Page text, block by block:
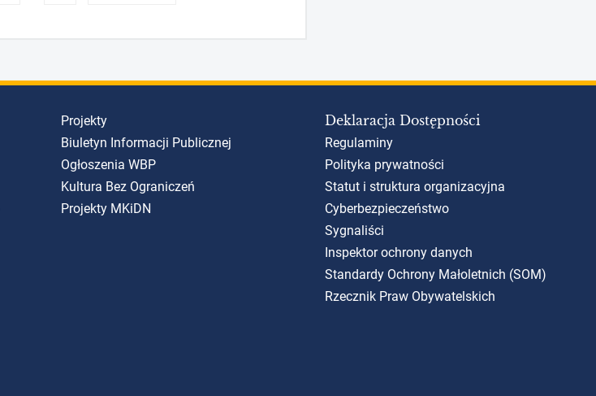
Projekty
Biuletyn Informacji Publicznej
Ogłoszenia WBP
Kultura Bez Ograniczeń
Projekty MKiDN
Deklaracja Dostępności
Regulaminy
Polityka prywatności
Statut i struktura organizacyjna
Cyberbezpieczeństwo
Sygnaliści
Inspektor ochrony danych
Standardy Ochrony Małoletnich (SOM)
Rzecznik Praw Obywatelskich